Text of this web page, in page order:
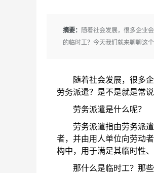
摘要：
随着社会发展，很多企业
的临时工？今天我们就来聊聊这
随着社会发展，很多企
劳务派遣？是不是就是常
劳务派遣是什么呢？
劳务派遣指由劳务派遣
者，并由用人单位向劳动
构中，用于满足其临时性
那什么是临时工？那些